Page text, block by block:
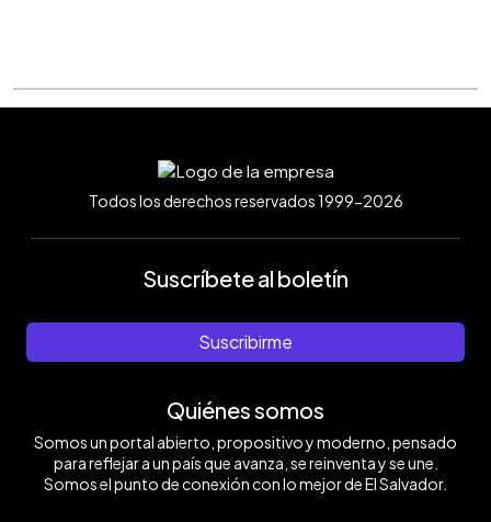
Todos los derechos reservados 1999-2026
Suscríbete al boletín
Suscribirme
Quiénes somos
Somos un portal abierto, propositivo y moderno, pensado
para reflejar a un país que avanza, se reinventa y se une.
Somos el punto de conexión con lo mejor de El Salvador.